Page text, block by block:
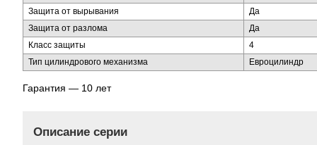
Защита от вырывания
Да
Защита от разлома
Да
Класс защиты
4
Тип цилиндрового механизма
Евроцилиндр
Гарантия — 10 лет
Описание серии